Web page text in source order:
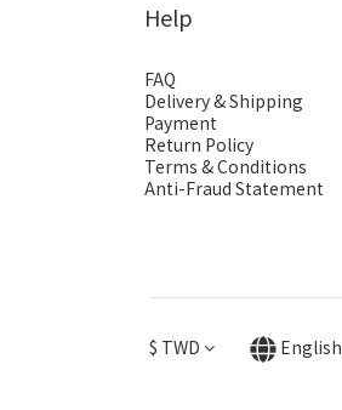
Help
FAQ
Delivery & Shipping
Payment
Return Policy
Terms & Conditions
Anti-Fraud Statement
$ TWD English